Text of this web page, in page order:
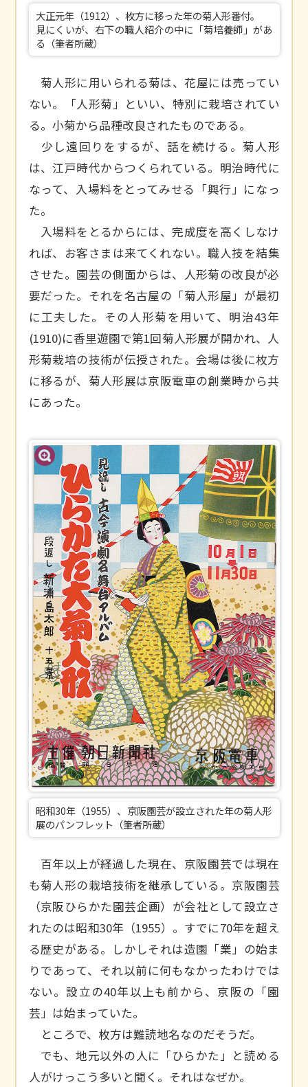
菊人形に用いられる菊は、花屋には売ってい
ない。「人形菊」といい、特別に栽培されてい
る。小菊から品種改良されたものである。
少し遠回りをするが、話を続ける。菊人形
は、江戸時代からつくられている。明治時代に
なって、入場料をとってみせる「興行」になっ
た。
入場料をとるからには、完成度を高くしなけ
れば、お客さまは来てくれない。職人技を結集
させた。園芸の側面からは、人形菊の改良が必
要だった。それを名古屋の「菊人形屋」が最初
に工夫した。その人形菊を用いて、明治43年
(1910)に香里遊園で第1回菊人形展が開かれ、人
形菊栽培の技術が伝授された。会場は後に枚方
に移るが、菊人形展は京阪電車の創業時から共
にあった。
大正元年（1912）、枚方に移った年の菊人形番付。
見にくいが、右下の職人紹介の中に「菊培養師」があ
る（筆者所蔵）
昭和30年（1955）、京阪園芸が設立された年の菊人形
展のパンフレット（筆者所蔵）
百年以上が経過した現在、京阪園芸では現在
も菊人形の栽培技術を継承している。京阪園芸
（京阪ひらかた園芸企画）が会社として設立さ
れたのは昭和30年（1955）。すでに70年を超え
る歴史がある。しかしそれは造園「業」の始ま
りであって、それ以前に何もなかったわけでは
ない。設立の40年以上も前から、京阪の「園
芸」は始まっていた。
ところで、枚方は難読地名なのだそうだ。
でも、地元以外の人に「ひらかた」と読める
人がけっこう多いと聞く。それはなぜか。